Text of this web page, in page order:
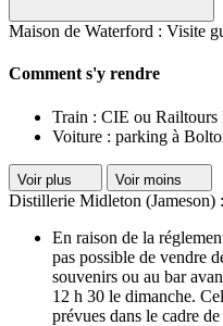
Maison de Waterford : Visite
Comment s'y rendre
Train : CIE ou Railtours
Voiture : parking à
Voir plus Voir moins
Distillerie Midleton (Jameson)
En raison de la
pas possible de vendre
souvenirs ou au bar
12 h 30 le dimanche.
prévues dans le cadre